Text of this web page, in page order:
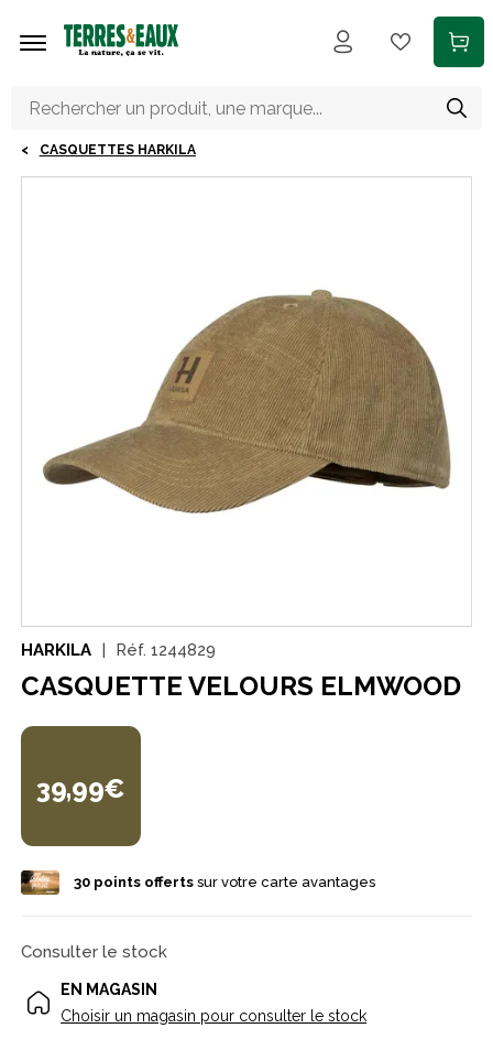
CASQUETTES HARKILA
HARKILA Réf. 1244829
CASQUETTE VELOURS ELMWOOD
39,99€
30points offertssur votre carte avantages
Consulter le stock
EN MAGASIN
Choisir un magasin pour consulter le stock